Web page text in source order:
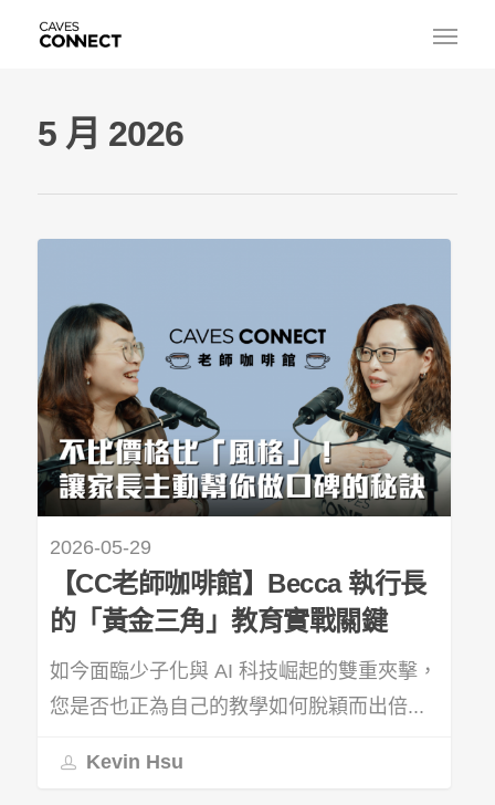
5 月 2026
2026-05-29
【CC老師咖啡館】Becca 執行長
的「黃金三角」教育實戰關鍵
如今面臨少子化與 AI 科技崛起的雙重夾擊，
您是否也正為自己的教學如何脫穎而出倍...
Kevin Hsu